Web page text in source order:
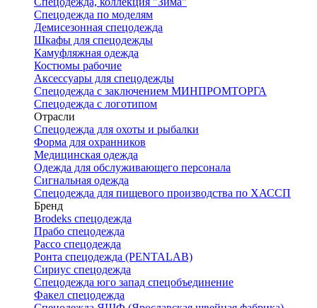
Спецодежда по моделям
Демисезонная спецодежда
Шкафы для спецодежды
Камуфляжная одежда
Костюмы рабочие
Аксессуары для спецодежды
Спецодежда с заключением МИНПРОМТОРГА
Спецодежда с логотипом
Отрасли
Спецодежда для охоты и рыбалки
Форма для охранников
Медицинская одежда
Одежда для обслуживающего персонала
Сигнальная одежда
Спецодежда для пищевого производства по ХАССП
Бренд
Brodeks спецодежда
Прабо спецодежда
Рассо спецодежда
Ронта спецодежда (PENTALAB)
Сириус спецодежда
Спецодежда юго запад спецобъединение
Факел спецодежда